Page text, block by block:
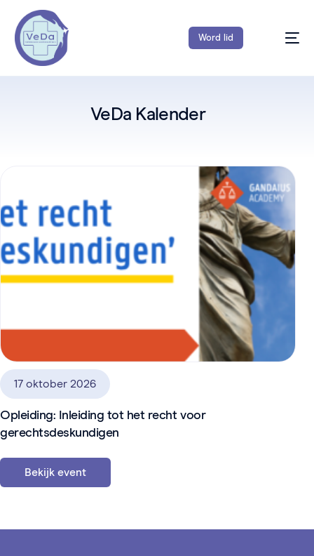
Word lid
VeDa Kalender
17 oktober 2026
Opleiding: Inleiding tot het recht voor
gerechtsdeskundigen
Bekijk event